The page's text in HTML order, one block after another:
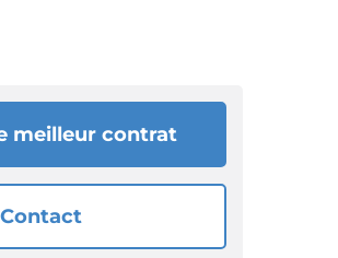
meilleur contrat
Contact